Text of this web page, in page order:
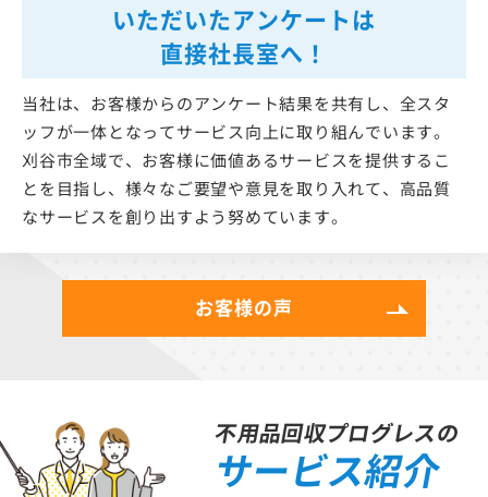
いただいたアンケートは
直接社長室へ！
当社は、お客様からのアンケート結果を共有し、全スタ
ッフが一体となってサービス向上に取り組んでいます。
刈谷市全域で、お客様に価値あるサービスを提供するこ
とを目指し、様々なご要望や意見を取り入れて、高品質
なサービスを創り出すよう努めています。
お客様の声
不用品回収プログレスの
サービス紹介